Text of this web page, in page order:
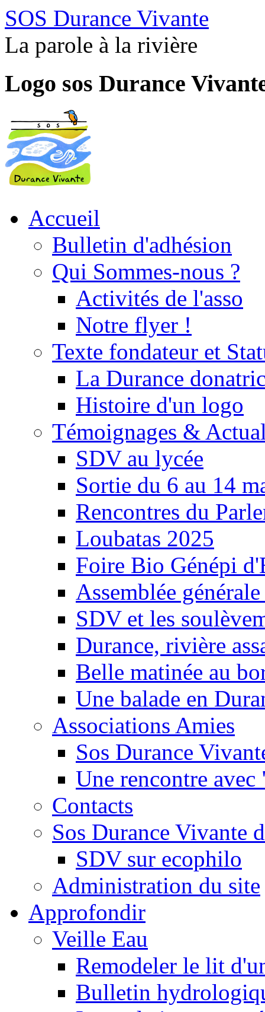
SOS Durance Vivante
La parole à la rivière
Logo sos Durance
Accueil
Bulletin d'adhésion
Qui Sommes-nous ?
Activités de l'asso
Notre flyer !
Texte fondateur et
La Durance
Histoire d'un logo
Témoignages &
SDV au lycée
Sortie du 6 au 14
Rencontres du
Loubatas 2025
Foire Bio Génépi
Assemblée
SDV et les
Durance, rivière
Belle matinée au
Une balade en
Associations Amies
Sos Durance
Une rencontre
Contacts
Sos Durance Vivante
SDV sur ecophilo
Administration du site
Approfondir
Veille Eau
Remodeler le lit
Bulletin